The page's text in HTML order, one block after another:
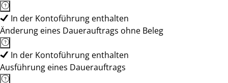
In der Kontoführung enthalten
Änderung eines Dauerauftrags ohne Beleg
In der Kontoführung enthalten
Ausführung eines Dauerauftrags